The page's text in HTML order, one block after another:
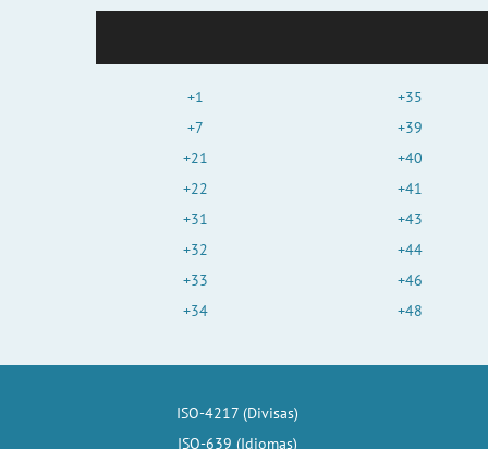
+1
+7
+21
+22
+31
+32
+33
+34
+35
+39
+40
+41
+43
+44
+46
+48
ISO-4217 (Divisas)
ISO-639 (Idiomas)